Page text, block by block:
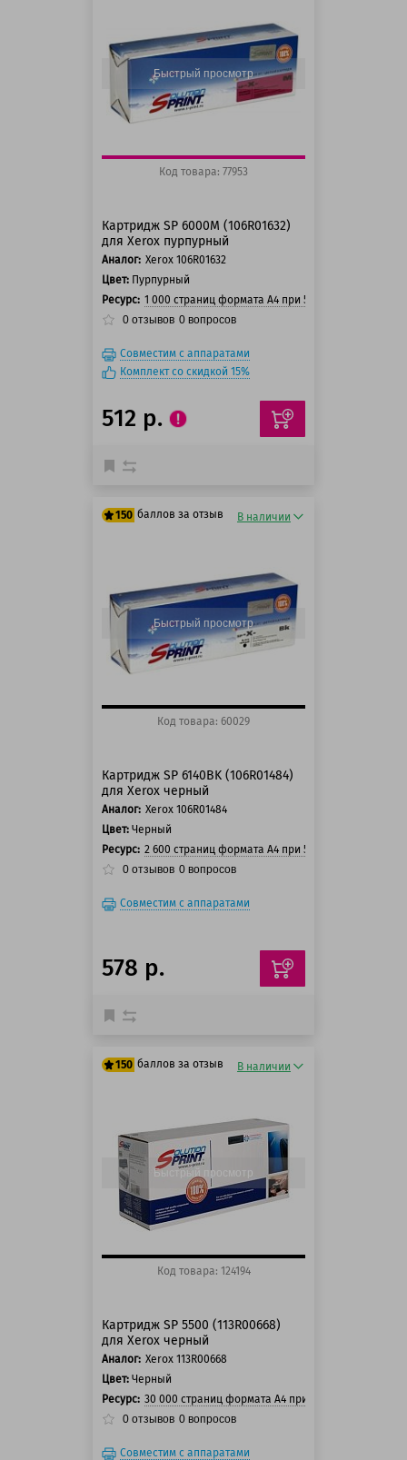
150 баллов
Быстрый просмотр
Код товара: 77953
Картридж SP 6000M (106R01632)
для Xerox пурпурный
Аналог: Xerox 106R01632
Цвет: Пурпурный
Ресурс: 1 000 страниц формата А4 при 5% заполнении
0 отзывов 0 вопросов
Совместим с аппаратами
Комплект со скидкой 15%
512 р.
150 баллов за отзыв
150 баллов
В наличии
Быстрый просмотр
Код товара: 60029
Картридж SP 6140BK (106R01484)
для Xerox черный
Аналог: Xerox 106R01484
Цвет: Черный
Ресурс: 2 600 страниц формата А4 при 5% заполнении
0 отзывов 0 вопросов
Совместим с аппаратами
578 р.
150 баллов за отзыв
150 баллов
В наличии
Быстрый просмотр
Код товара: 124194
Картридж SP 5500 (113R00668)
для Xerox черный
Аналог: Xerox 113R00668
Цвет: Черный
Ресурс: 30 000 страниц формата А4 при 5% заполнении
0 отзывов 0 вопросов
Совместим с аппаратами